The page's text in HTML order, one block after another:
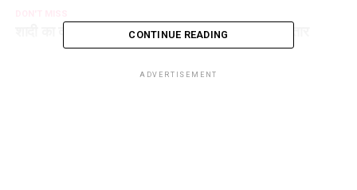
शादी का दबाव बनाने और ब्लैकमेल करने वाला आरोपी गिरफ्तार
CONTINUE READING
ADVERTISEMENT